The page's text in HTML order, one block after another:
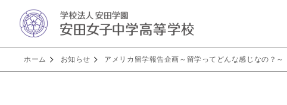
ホーム お知らせ アメリカ留学報告企画～留学ってどんな感じなの？～